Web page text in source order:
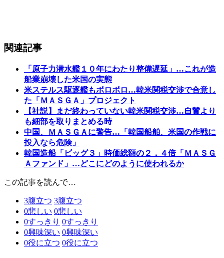
関連記事
「原子力潜水艦１０年にわたり整備遅延」…これが造
船業崩壊した米国の実態
米ステルス駆逐艦もボロボロ…韓米関税交渉で合意し
た「ＭＡＳＧＡ」プロジェクト
【社説】まだ終わっていない韓米関税交渉…自賛より
も細部を取りまとめる時
中国、ＭＡＳＧＡに警告…「韓国船舶、米国の作戦に
投入なら危険」
韓国造船「ビッグ３」時価総額の２．４倍「ＭＡＳＧ
Ａファンド」…どこにどのように使われるか
この記事を読んで…
3腹立つ 3腹立つ
0悲しい 0悲しい
0すっきり 0すっきり
0興味深い 0興味深い
0役に立つ 0役に立つ